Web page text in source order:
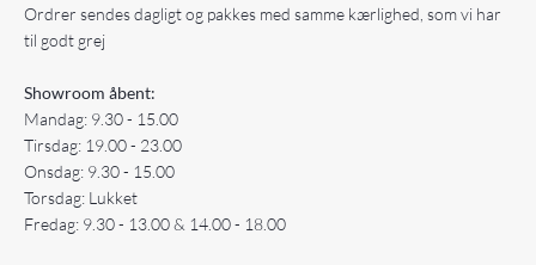
Ordrer sendes dagligt og pakkes med samme kærlighed, som vi har
til godt grej
Showroom åbent:
Mandag: 9.30 - 15.00
Tirsdag: 19.00 - 23.00
Onsdag: 9.30 - 15.00
Torsdag: Lukket
Fredag: 9.30 - 13.00 & 14.00 - 18.00